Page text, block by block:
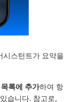
시스턴트가 요약을
록에 추가하여 항
습니다. 참고로,